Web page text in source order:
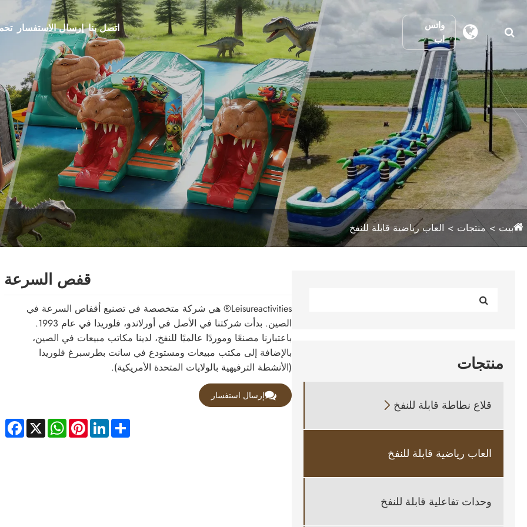
واتس
اب
إرسال الاستفسار اتصل بنا
بيت منتجات العاب رياضية قابلة للنفخ
منتجات
قلاع نطاطة قابلة للنفخ 
العاب رياضية قابلة للنفخ
وحدات تفاعلية قابلة للنفخ
قفص السرعة
Leisureactivities® هي شركة متخصصة في تصنيع أقفاص السرعة في
الصين. بدأت شركتنا في الأصل في أورلاندو، فلوريدا في عام 1993.
باعتبارنا مصنعًا وموردًا عالميًا للنفخ، لدينا مكاتب مبيعات في الصين،
بالإضافة إلى مكتب مبيعات ومستودع في سانت بطرسبرغ فلوريدا
(الأنشطة الترفيهية بالولايات المتحدة الأمريكية).
إرسال استفسار
X
WhatsAppPinterestLinkedInShare